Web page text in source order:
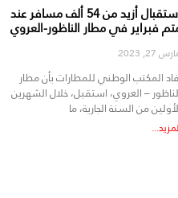
استقبال أزيد من 54 ألف مسافر عند
فبراير في مطار الناظور-العروي
27, 2023
المكتب الوطني للمطارات بأن مطار
– العروي، استقبل، خلال الشهرين
من السنة الجارية، ما